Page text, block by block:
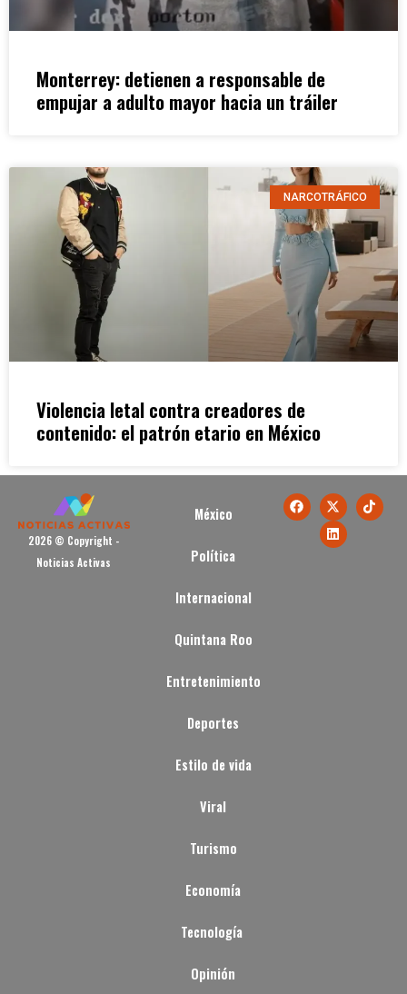
Monterrey: detienen a responsable de
empujar a adulto mayor hacia un tráiler
NARCOTRÁFICO
Violencia letal contra creadores de
contenido: el patrón etario en México
2026 © Copyright -
Noticias Activas
México
Política
Internacional
Quintana Roo
Entretenimiento
Deportes
Estilo de vida
Viral
Turismo
Economía
Tecnología
Opinión